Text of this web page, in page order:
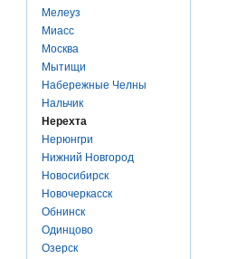
Мелеуз
Миасс
Москва
Мытищи
Набережные Челны
Нальчик
Нерехта
Нерюнгри
Нижний Новгород
Новосибирск
Новочеркасск
Обнинск
Одинцово
Озерск